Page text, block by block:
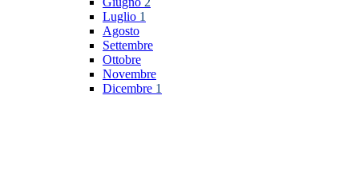
Luglio 1
Agosto
Settembre
Ottobre
Novembre
Dicembre 1